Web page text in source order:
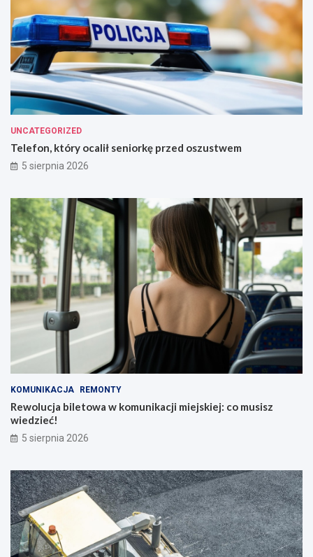
UNCATEGORIZED
Telefon, który ocalił seniorkę przed oszustwem
5 sierpnia 2026
KOMUNIKACJA REMONTY
Rewolucja biletowa w komunikacji miejskiej: co musisz
wiedzieć!
5 sierpnia 2026